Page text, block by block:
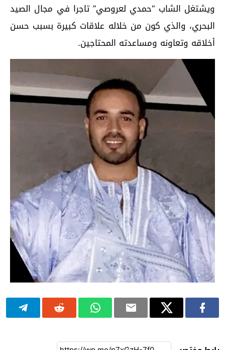
ويشتغل الشاب “حمدي لعروصي” تاجرا في مجال الصيد
البحري، والذي كون من خلاله علاقات كبيرة بسبب حسن
أخلاقه وتعاونه ومساعدته المحتاجين.